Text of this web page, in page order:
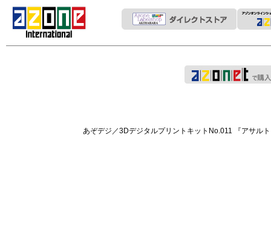
あぞデジ／3DデジタルプリントキットNo.011 『アサル